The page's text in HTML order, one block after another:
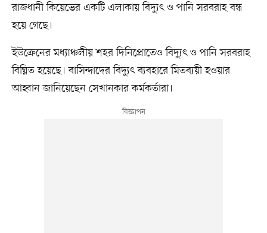
রাজধানী কিয়েভের একটি এলাকায় বিদ্যুৎ ও পানি সরবরাহ বন্ধ
হয়ে গেছে।
ইউক্রেনের মধ্যাঞ্চলীয় শহর দিনিপ্রোতেও বিদ্যুৎ ও পানি সরবরাহ
বিঘ্নিত হয়েছে। বাসিন্দাদের বিদ্যুৎ ব্যবহারে মিতব্যয়ী হওয়ার
আহ্বান জানিয়েছেন সেখানকার কর্মকর্তারা।